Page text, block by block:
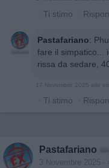
· Ti stimo ·
Pastafariano:
fare il simpatico...
rissa da sedare,
17 Novembre 2025 alle
· Ti stimo ·
Pastafariano
3 Novembre 2025 -